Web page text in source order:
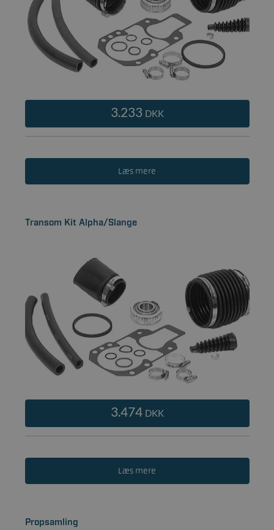
3.233 DKK
Læs mere
Transom Kit Alpha/Slange
3.474 DKK
Læs mere
Propsamling